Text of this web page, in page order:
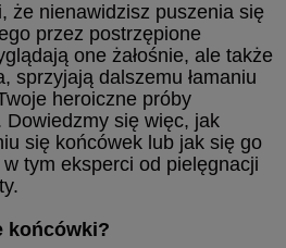
że nienawidzisz puszenia się
przez postrzępione
one żałośnie, ale także
sprzyjają dalszemu łamaniu
heroiczne próby
Dowiedzmy się więc, jak
się końcówek lub jak się go
tym eksperci od pielęgnacji
końcówki?